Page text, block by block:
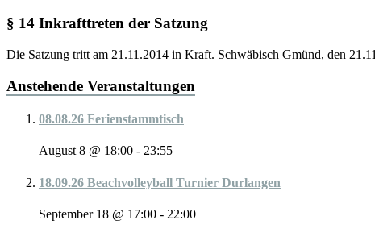
§ 14 Inkrafttreten der Satzung
Die Satzung tritt am 21.11.2014 in Kraft. Schwäbisch Gmünd, den
Anstehende Veranstaltungen
08.08.26 Ferienstammtisch
August 8 @ 18:00 - 23:55
18.09.26 Beachvolleyball Turnier Durlangen
September 18 @ 17:00 - 22:00